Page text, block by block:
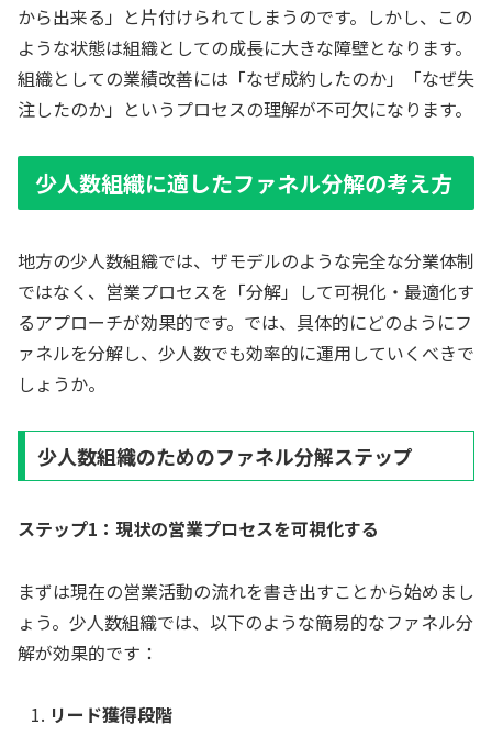
から出来る」と片付けられてしまうのです。しかし、この
ような状態は組織としての成長に大きな障壁となります。
組織としての業績改善には「なぜ成約したのか」「なぜ失
注したのか」というプロセスの理解が不可欠になります。
少人数組織に適したファネル分解の考え方
地方の少人数組織では、ザモデルのような完全な分業体制
ではなく、営業プロセスを「分解」して可視化・最適化す
るアプローチが効果的です。では、具体的にどのようにフ
ァネルを分解し、少人数でも効率的に運用していくべきで
しょうか。
少人数組織のためのファネル分解ステップ
ステップ1：現状の営業プロセスを可視化する
まずは現在の営業活動の流れを書き出すことから始めまし
ょう。少人数組織では、以下のような簡易的なファネル分
解が効果的です：
リード獲得段階